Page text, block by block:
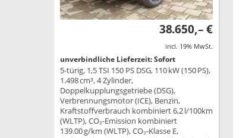
38.650,– €
incl. 19% MwSt.
unverbindliche Lieferzeit: Sofort
5-türig, 1,5 TSI 150 PS DSG, 110 kW (150 PS),
1.498 cm³, 4 Zylinder,
Doppelkupplungsgetriebe (DSG),
Verbrennungsmotor (ICE), Benzin,
Kraftstoffverbrauch kombiniert 6,2 l/100km
(WLTP), CO₂-Emission kombiniert
139.00 g/km (WLTP), CO₂-Klasse E,